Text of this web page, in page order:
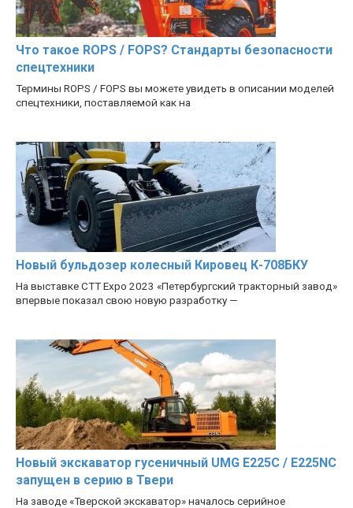
Что такое ROPS / FOPS? Стандарты безопасности
спецтехники
Термины ROPS / FOPS вы можете увидеть в описании моделей
спецтехники, поставляемой как на
Новый бульдозер колесный Кировец К-708БКУ
На выставке CTT Expo 2023 «Петербургский тракторный завод»
впервые показал свою новую разработку —
Новый экскаватор гусеничный UMG E225C / E225NC
запущен в серию в Твери
На заводе «Тверской экскаватор» началось серийное